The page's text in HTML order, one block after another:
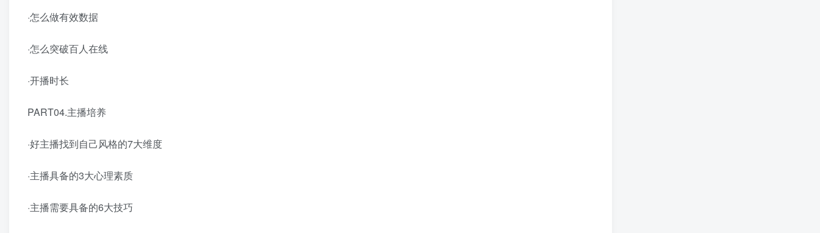
·怎么做有效数据
·怎么突破百人在线
·开播时长
PART04.主播培养
·好主播找到自己风格的7大维度
·主播具备的3大心理素质
·主播需要具备的6大技巧